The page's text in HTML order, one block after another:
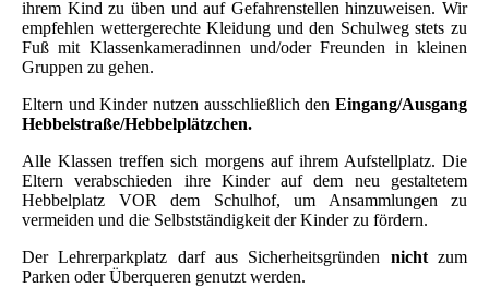
ihrem Kind zu üben und auf Gefahrenstellen hinzuweisen. Wir
empfehlen wettergerechte Kleidung und den Schulweg stets zu
Fuß mit Klassenkameradinnen und/oder Freunden in kleinen
Gruppen zu gehen.
Eltern und Kinder nutzen ausschließlich den Eingang/Ausgang
Hebbelstraße/Hebbelplätzchen.
Alle Klassen treffen sich morgens auf ihrem Aufstellplatz. Die
Eltern verabschieden ihre Kinder auf dem neu gestaltetem
Hebbelplatz VOR dem Schulhof, um Ansammlungen zu
vermeiden und die Selbstständigkeit der Kinder zu fördern.
Der Lehrerparkplatz darf aus Sicherheitsgründen nichtzum
Parken oder Überqueren genutzt werden.